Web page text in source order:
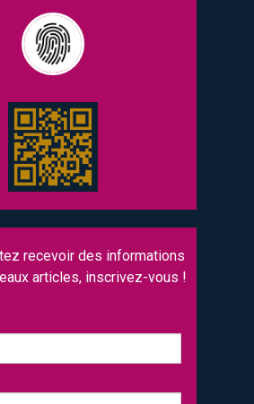
recevoir des informations
articles, inscrivez-vous !